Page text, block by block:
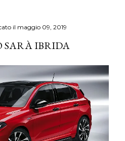
il maggio 09, 2019
SARÀ IBRIDA